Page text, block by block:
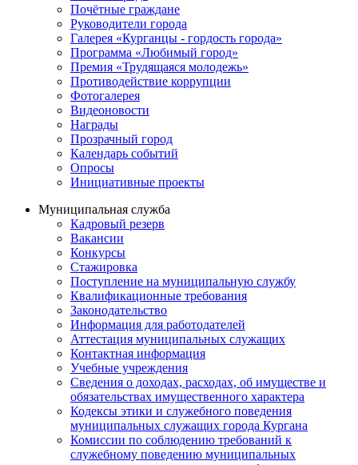
Почётные граждане
Руководители города
Галерея «Курганцы - гордость города»
Программа «Любимый город»
Премия «Трудящаяся молодежь»
Противодействие коррупции
Фотогалерея
Видеоновости
Награды
Прозрачный город
Календарь событий
Опросы
Инициативные проекты
Муниципальная служба
Кадровый резерв
Вакансии
Конкурсы
Стажировка
Поступление на муниципальную службу
Квалификационные требования
Законодательство
Информация для работодателей
Аттестация муниципальных служащих
Контактная информация
Учебные учреждения
Сведения о доходах, расходах, об имуществе и
обязательствах имущественного характера
Кодексы этики и служебного поведения
муниципальных служащих города Кургана
Комиссии по соблюдению требований к
служебному поведению муниципальных